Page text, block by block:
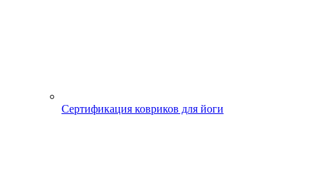
Сертификация ковриков для йоги